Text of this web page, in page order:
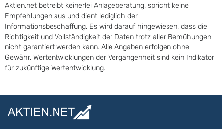
Aktien.net betreibt keinerlei Anlageberatung, spricht keine
Empfehlungen aus und dient lediglich der
Informationsbeschaffung. Es wird darauf hingewiesen, dass die
Richtigkeit und Vollständigkeit der Daten trotz aller Bemühungen
nicht garantiert werden kann. Alle Angaben erfolgen ohne
Gewähr. Wertentwicklungen der Vergangenheit sind kein Indikator
für zukünftige Wertentwicklung.